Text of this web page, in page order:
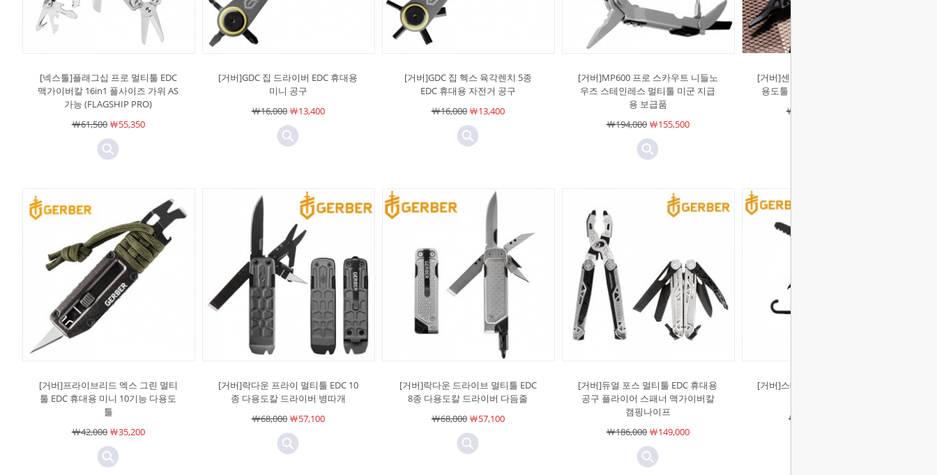
[넥스툴]플래그십 프로 멀티툴 EDC
맥가이버칼 16in1 풀사이즈 가위 AS
가능 (FLAGSHIP PRO)
￦61,500￦55,350
[거버]GDC 집 드라이버 EDC 휴대용
미니 공구
￦16,000￦13,400
[거버]GDC 집 헥스 육각렌치 5종
EDC 휴대용 자전거 공구
￦16,000￦13,400
[거버]MP600 프로 스카우트 니들노
우즈 스테인레스 멀티툴 미군 지급
용 보급품
￦194,000￦155,500
[거버]센터 드라이브 멀티툴 13종 다
용도툴 맥가이버칼 재난대비 생존
￦291,000
[거버]프라이브리드 엑스 그린 멀티
툴 EDC 휴대용 미니 10기능 다용도
툴
￦42,000￦35,200
[거버]락다운 프라이 멀티툴 EDC 10
종 다용도칼 드라이버 병따개
￦68,000￦57,100
[거버]락다운 드라이브 멀티툴 EDC
8종 다용도칼 드라이버 다듬줄
￦68,000￦57,100
[거버]듀얼 포스 멀티툴 EDC 휴대용
공구 플라이어 스패너 맥가이버칼
캠핑나이프
￦186,000￦149,000
[거버]스테이크 아웃 멀티툴 포켓 나
￦104,000